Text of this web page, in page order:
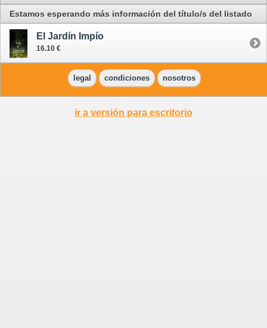
Estamos esperando más información del título/s del listado
El Jardín Impío
16.10 €
legal condiciones nosotros
ir a versión para escritorio